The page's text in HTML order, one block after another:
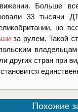
Больше
33 тысячи
но
за рулем. Такой
других стран при
Похожие